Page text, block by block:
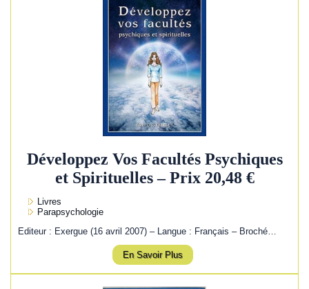
Développez Vos Facultés Psychiques
et Spirituelles – Prix 20,48 €
Livres
Parapsychologie
Editeur : Exergue (16 avril 2007) – Langue : Français – Broché…
En Savoir Plus